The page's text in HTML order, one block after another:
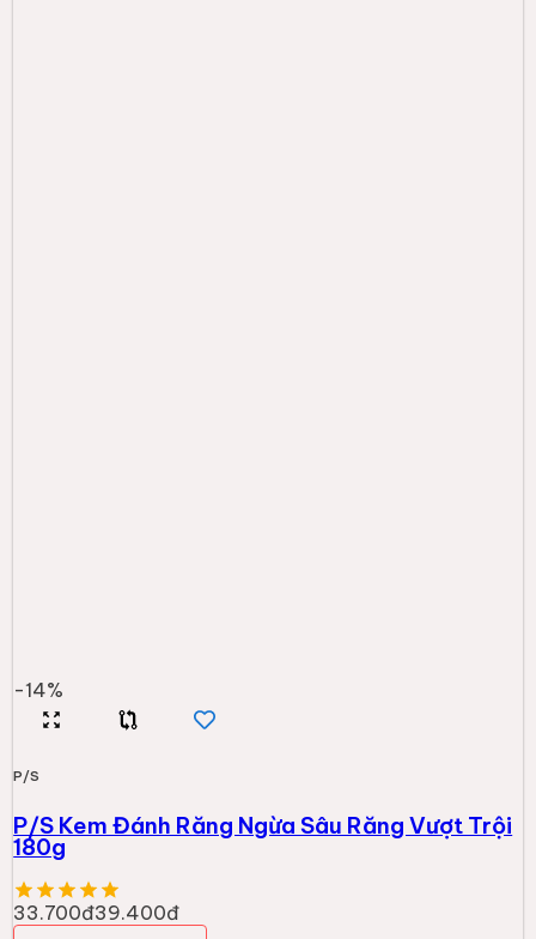
-14%
P/S
P/S Kem Đánh Răng Ngừa Sâu Răng Vượt Trội
180g
33.700đ39.400đ